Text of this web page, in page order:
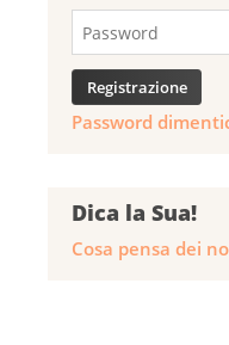
Password
Dica la Sua!
Cosa pensa dei